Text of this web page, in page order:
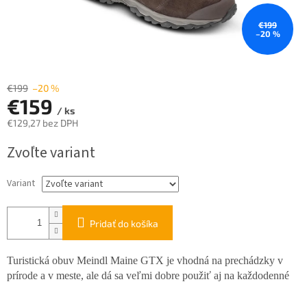
€199
–20 %
€199 –20 %
€159 / ks
€129,27 bez DPH
cena:
Zvoľte variant
Variant
Pridať do košíka
Turistická obuv Meindl Maine GTX je vhodná na prechádzky v
prírode a v meste, ale dá sa veľmi dobre použiť aj na každodenné